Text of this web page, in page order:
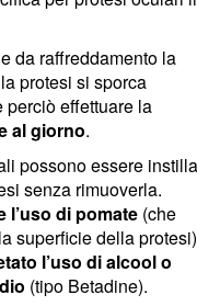
da raffreddamento la
protesi si sporca
perciò effettuare la
al giorno.
possono essere
senza rimuoverla.
di pomate(che
superficie della protesi)
l’uso di alcool o
(tipo Betadine).